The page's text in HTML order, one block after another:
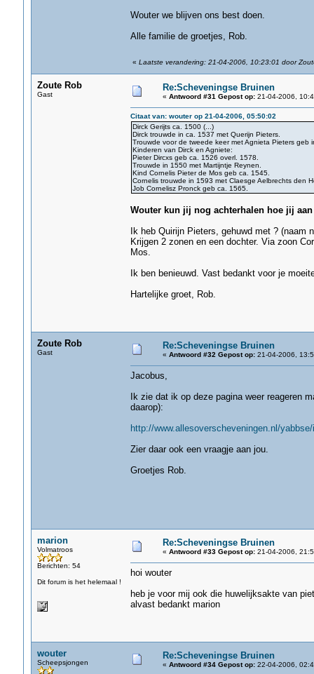
Wouter we blijven ons best doen.
Alle familie de groetjes, Rob.
« Laatste verandering: 21-04-2006, 10:23:01 door
Zoute Rob
Gast
Re:Scheveningse Bruinen
« Antwoord #31 Gepost op:21-04-2006,
Citaat van: wouter op 21-04-2006, 05:50:02
Dirck Gerijts ca. 1500 (...)
Dirck trouwde in ca. 1537 met Querijn Pieters.
Trouwde voor de tweede keer met Agnieta Pieters geb
Kinderen van Dirck en Agniete:
Pieter Dircxs geb ca. 1526 overl. 1578.
Trouwde in 1550 met Martijntje Reynen.
Kind Cornelis Pieter de Mos geb ca. 1545.
Cornelis trouwde in 1593 met Claesge Aelbrechts den
Job Cornelisz Pronck geb ca. 1565.
Wouter kun jij nog achterhalen hoe jij
Ik heb Quirijn Pieters, gehuwd met ?
Krijgen 2 zonen en een dochter. Via zoon
Mos.
Ik ben benieuwd. Vast bedankt voor je
Hartelijke groet, Rob.
Zoute Rob
Gast
Re:Scheveningse Bruinen
« Antwoord #32 Gepost op:21-04-2006,
Jacobus,
Ik zie dat ik op deze pagina weer reageren
daarop):
http://www.allesoverscheveningen.nl/
Zier daar ook een vraagje aan jou.
Groetjes Rob.
marion
Volmatroos
Berichten: 54
Dit forum is het helemaal !
Re:Scheveningse Bruinen
« Antwoord #33 Gepost op:21-04-2006,
hoi wouter
heb je voor mij ook die huwelijksakte van
alvast bedankt marion
wouter
Scheepsjongen
Re:Scheveningse Bruinen
« Antwoord #34 Gepost op:22-04-2006,